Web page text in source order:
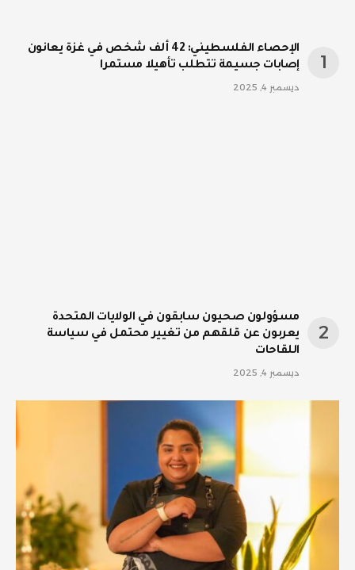
الإحصاء الفلسطيني: 42 ألف شخص في غزة يعانون
إصابات جسيمة تتطلب تأهيلا مستمرا
ديسمبر 4, 2025
مسؤولون صحيون سابقون في الولايات المتحدة
يعربون عن قلقهم من تغيير محتمل في سياسة
اللقاحات
ديسمبر 4, 2025